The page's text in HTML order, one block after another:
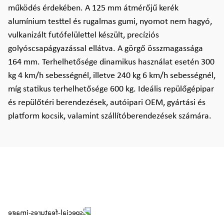
működés érdekében. A 125 mm átmérőjű kerék
alumínium testtel és rugalmas gumi, nyomot nem hagyó,
vulkanizált futófelülettel készült, precíziós
golyóscsapágyazással ellátva. A görgő összmagassága
164 mm. Terhelhetősége dinamikus használat esetén 300
kg 4 km/h sebességnél, illetve 240 kg 6 km/h sebességnél,
míg statikus terhelhetősége 600 kg. Ideális repülőgépipar
és repülőtéri berendezések, autóipari OEM, gyártási és
platform kocsik, valamint szállítóberendezések számára.